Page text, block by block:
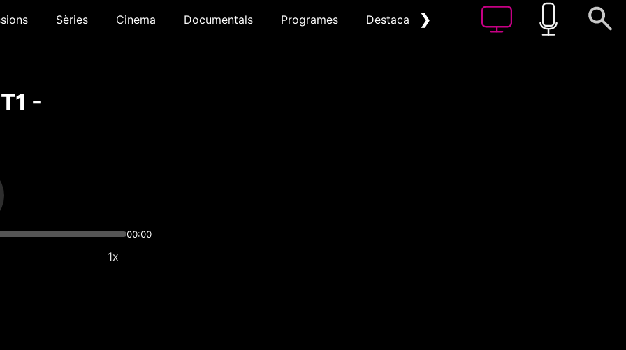
Sèries Cinema Documentals Programes Destacat ❯
-
00:00
1x